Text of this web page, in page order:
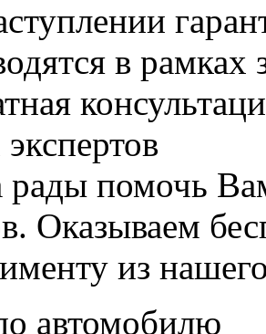
в рамках
рады помочь
Оказываем
из
автомобилю